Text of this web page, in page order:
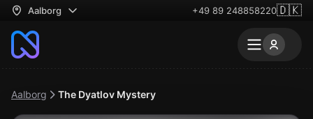
Aalborg +49 89 248858220🇩🇰
Aalborg The Dyatlov Mystery